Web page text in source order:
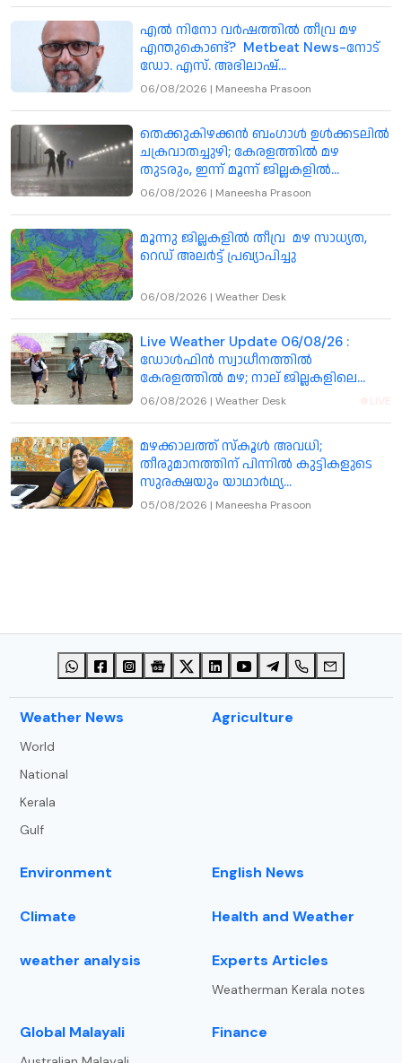
എൽ നിനോ വർഷത്തിൽ തീവ്ര മഴ
എന്തുകൊണ്ട്? Metbeat News-നോട്
ഡോ. എസ്. അഭിലാഷ്
വിശദീകരിക്കുന്നു
06/08/2026 | Maneesha Prasoon
തെക്കുകിഴക്കൻ ബംഗാൾ ഉൾക്കടലിൽ
ചക്രവാതച്ചുഴി; കേരളത്തിൽ മഴ
തുടരും, ഇന്ന് മൂന്ന് ജില്ലകളിൽ
അതിതീവ്ര മഴയ്ക്ക് സാധ്യത
06/08/2026 | Maneesha Prasoon
മൂന്നു ജില്ലകളിൽ തീവ്ര മഴ സാധ്യത,
റെഡ് അലർട്ട് പ്രഖ്യാപിച്ചു
06/08/2026 | Weather Desk
Live Weather Update 06/08/26 :
ഡോൾഫിൻ സ്വാധീനത്തിൽ
കേരളത്തിൽ മഴ; നാല് ജില്ലകളിലെ
വിദ്യാഭ്യാസ സ്ഥാപനങ്ങൾക്ക് നാളെ
06/08/2026 | Weather Desk
മഴക്കാലത്ത് സ്കൂൾ അവധി;
തീരുമാനത്തിന് പിന്നിൽ കുട്ടികളുടെ
സുരക്ഷയും യാഥാർഥ്യ
സാഹചര്യങ്ങളും: കോഴിക്കോട് കലക്ടർ
05/08/2026 | Maneesha Prasoon
⁠Weather News
World
National
Kerala
Gulf
Agriculture
Environment English News
Climate Health and Weather
weather analysis Experts Articles
Weatherman Kerala notes
⁠Global Malayali Finance